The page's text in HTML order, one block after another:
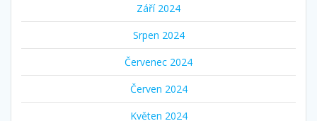
Září 2024
Srpen 2024
Červenec 2024
Červen 2024
Květen 2024